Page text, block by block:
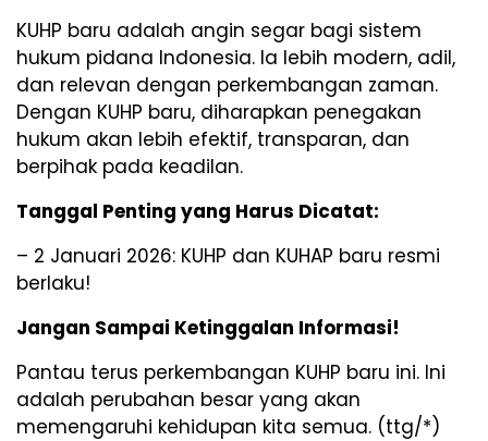
KUHP baru adalah angin segar bagi sistem
hukum pidana Indonesia. Ia lebih modern, adil,
dan relevan dengan perkembangan zaman.
Dengan KUHP baru, diharapkan penegakan
hukum akan lebih efektif, transparan, dan
berpihak pada keadilan.
Tanggal Penting yang Harus Dicatat:
– 2 Januari 2026: KUHP dan KUHAP baru resmi
berlaku!
Jangan Sampai Ketinggalan Informasi!
Pantau terus perkembangan KUHP baru ini. Ini
adalah perubahan besar yang akan
memengaruhi kehidupan kita semua. (ttg/*)